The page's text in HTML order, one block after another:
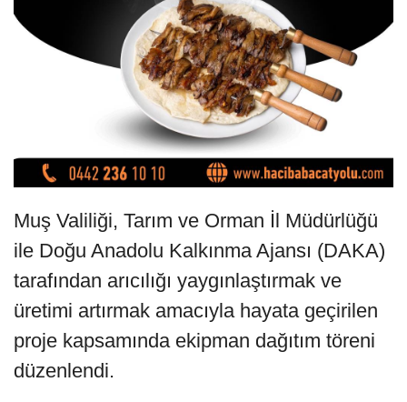
Muş Valiliği, Tarım ve Orman İl Müdürlüğü
ile Doğu Anadolu Kalkınma Ajansı (DAKA)
tarafından arıcılığı yaygınlaştırmak ve
üretimi artırmak amacıyla hayata geçirilen
proje kapsamında ekipman dağıtım töreni
düzenlendi.